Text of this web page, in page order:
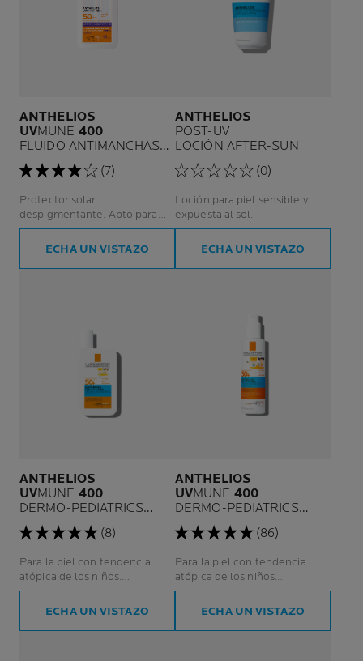
ANTHELIOS
UVMUNE 400
FLUIDO ANTIMANCHAS
SPF50+
(7)
Protector solar
despigmentante. Apto para
todo tipo de pieles y tonos.
Protección UVA ultralarga.
tono irregular hasta manchas.
ECHA UN VISTAZO
ANTHELIOS
POST-UV
LOCIÓN AFTER-SUN
(0)
Loción para piel sensible y
expuesta al sol.
ECHA UN VISTAZO
ANTHELIOS
UVMUNE 400
DERMO-PEDIATRICS
FLUIDO INVISIBLE SPF
50+
(8)
Para la piel con tendencia
atópica de los niños.
Protección UVA ultralarga.
ECHA UN VISTAZO
ANTHELIOS
UVMUNE 400
DERMO-PEDIATRICS
SPRAY INVISIBLE SPF50+
(86)
Para la piel con tendencia
atópica de los niños.
Protección contra rayos UVA
ultralargos*.
ECHA UN VISTAZO